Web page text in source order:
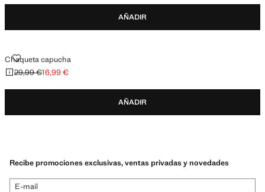
AÑADIR
Chaqueta capucha
CHAQUETA CAPUCHA
Precio inicial tachado [29,99 € ]
29,99 €
Precio actual [16,99 € ]
16,99 €
AÑADIR
Recibe promociones exclusivas, ventas privadas y novedades
E-mail